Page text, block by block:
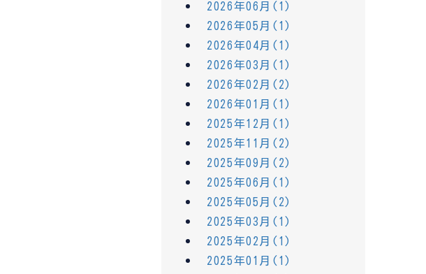
2026年06月(1)
2026年05月(1)
2026年04月(1)
2026年03月(1)
2026年02月(2)
2026年01月(1)
2025年12月(1)
2025年11月(2)
2025年09月(2)
2025年06月(1)
2025年05月(2)
2025年03月(1)
2025年02月(1)
2025年01月(1)